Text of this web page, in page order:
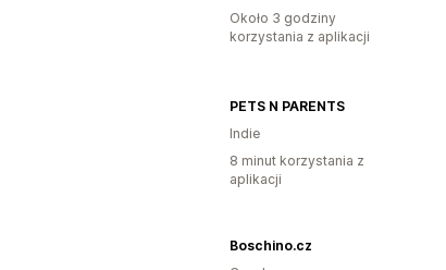
Około 3 godziny
korzystania z aplikacji
PETS N PARENTS
Indie
8 minut korzystania z
aplikacji
Boschino.cz